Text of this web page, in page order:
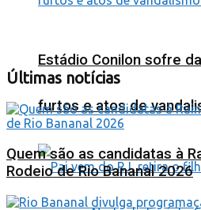
Estádio Conilon sofre
furtos e atos de
Últimas notícias
Quem são as candidatas à
Rodeio de Rio Bananal 2026